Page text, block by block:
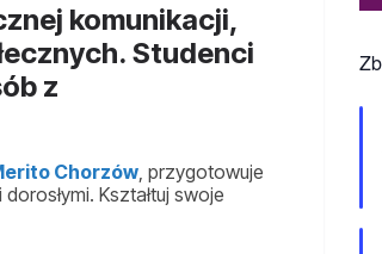
komunikacji,
Studenci
z
Chorzów , przygotowuje
Kształtuj swoje